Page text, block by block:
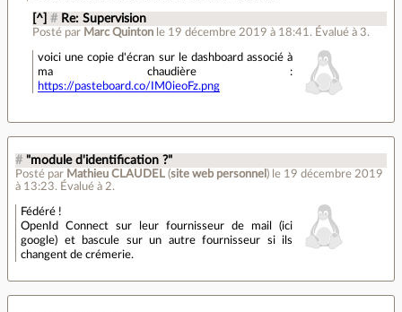
[^] # Re: Supervision
Posté par Marc Quinton le 19 décembre 2019 à 18:41 . Évalué à 3.
voici une copie d'écran sur le dashboard associé à
ma chaudière :
https://pasteboard.co/IM0ieoFz.png
# "module d'identification ?"
Posté par Mathieu CLAUDEL (site web personnel ) le 19 décembre 2019
à 13:23. Évalué à 2.
Fédéré !
OpenId Connect sur leur fournisseur de mail (ici
google) et bascule sur un autre fournisseur si ils
changent de crémerie.